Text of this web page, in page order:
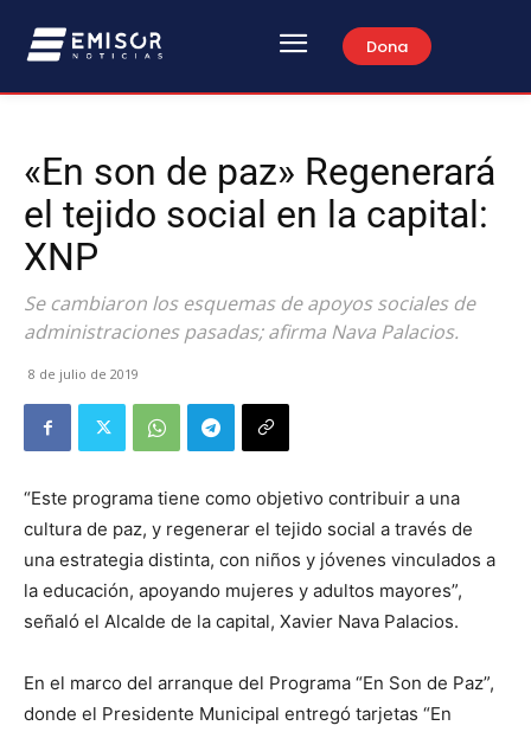
Dona
«En son de paz» Regenerará
el tejido social en la capital:
XNP
Se cambiaron los esquemas de apoyos sociales de
administraciones pasadas; afirma Nava Palacios.
8 de julio de 2019
“Este programa tiene como objetivo contribuir a una
cultura de paz, y regenerar el tejido social a través de
una estrategia distinta, con niños y jóvenes vinculados a
la educación, apoyando mujeres y adultos mayores”,
señaló el Alcalde de la capital, Xavier Nava Palacios.
En el marco del arranque del Programa “En Son de Paz”,
donde el Presidente Municipal entregó tarjetas “En